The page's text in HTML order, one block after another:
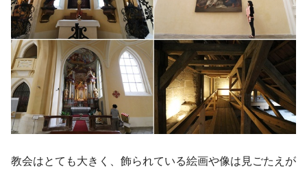
教会はとても大きく、飾られている絵画や像は見ごたえが